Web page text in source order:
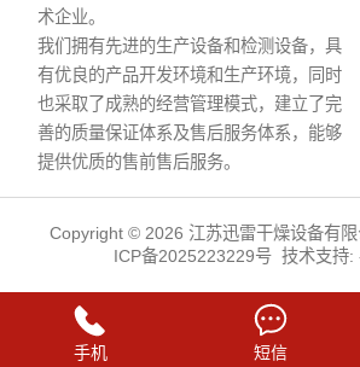
术企业。
我们拥有先进的生产设备和检测设备，具
有优良的产品开发环境和生产环境，同时
也采取了成熟的经营管理模式，建立了完
善的质量保证体系及售后服务体系，能够
提供优质的售前售后服务。
Copyright © 2026 江苏迅雷干燥设备有
ICP备2025223229号 技术支持:
手机 短信